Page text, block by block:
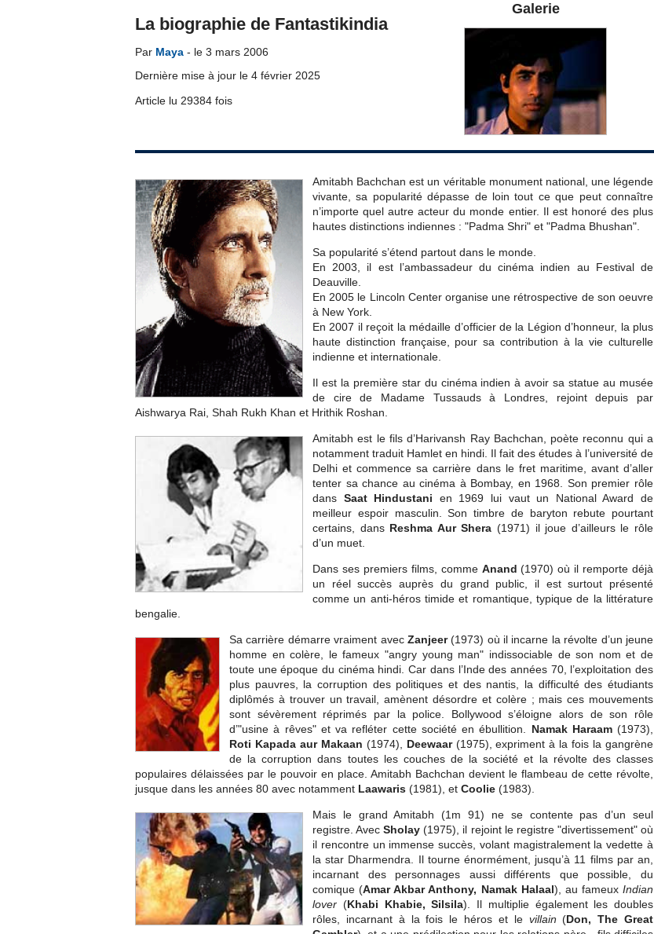
La biographie de Fantastikindia
Par Maya - le 3 mars 2006
Dernière mise à jour le 4 février 2025
Article lu 29384 fois
Galerie
Amitabh Bachchan est un véritable monument national, une légende
vivante, sa popularité dépasse de loin tout ce que peut connaître
n’importe quel autre acteur du monde entier. Il est honoré des plus
hautes distinctions indiennes : "Padma Shri" et "Padma Bhushan".
Sa popularité s’étend partout dans le monde.
En 2003, il est l’ambassadeur du cinéma indien au Festival de
Deauville.
En 2005 le Lincoln Center organise une rétrospective de son oeuvre
à New York.
En 2007 il reçoit la médaille d’officier de la Légion d’honneur, la plus
haute distinction française, pour sa contribution à la vie culturelle
indienne et internationale.
Il est la première star du cinéma indien à avoir sa statue au musée
de cire de Madame Tussauds à Londres, rejoint depuis par
Aishwarya Rai, Shah Rukh Khan et Hrithik Roshan.
Amitabh est le fils d’Harivansh Ray Bachchan, poète reconnu qui a
notamment traduit Hamlet en hindi. Il fait des études à l’université de
Delhi et commence sa carrière dans le fret maritime, avant d’aller
tenter sa chance au cinéma à Bombay, en 1968. Son premier rôle
dans Saat Hindustani en 1969 lui vaut un National Award de
meilleur espoir masculin. Son timbre de baryton rebute pourtant
certains, dans Reshma Aur Shera (1971) il joue d’ailleurs le rôle
d’un muet.
Dans ses premiers films, comme Anand (1970) où il remporte déjà
un réel succès auprès du grand public, il est surtout présenté
comme un anti-héros timide et romantique, typique de la littérature
bengalie.
Sa carrière démarre vraiment avec Zanjeer(1973) où il incarne la révolte d’un jeune
homme en colère, le fameux "angry young man" indissociable de son nom et de
toute une époque du cinéma hindi. Car dans l’Inde des années 70, l’exploitation des
plus pauvres, la corruption des politiques et des nantis, la difficulté des étudiants
diplômés à trouver un travail, amènent désordre et colère ; mais ces mouvements
sont sévèrement réprimés par la police. Bollywood s’éloigne alors de son rôle
d’"usine à rêves" et va refléter cette société en ébullition. Namak Haraam(1973),
Roti Kapada aur Makaan (1974), Deewaar(1975), expriment à la fois la gangrène
de la corruption dans toutes les couches de la société et la révolte des classes
populaires délaissées par le pouvoir en place. Amitabh Bachchan devient le flambeau de cette révolte,
jusque dans les années 80 avec notamment Laawaris (1981), et Coolie (1983).
Mais le grand Amitabh (1m 91) ne se contente pas d’un seul
registre. AvecSholay (1975), il rejoint le registre "divertissement" où
il rencontre un immense succès, volant magistralement la vedette à
la star Dharmendra. Il tourne énormément, jusqu’à 11 films par an,
incarnant des personnages aussi différents que possible, du
comique (Amar Akbar Anthony, Namak Halaal), au fameux Indian
lover (Khabi Khabie, Silsila). Il multiplie également les doubles
rôles, incarnant à la fois le héros et le villain (Don, The Great